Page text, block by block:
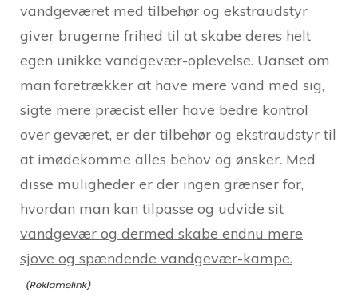
vandgeværet med tilbehør og ekstraudstyr
giver brugerne frihed til at skabe deres helt
egen unikke vandgevær-oplevelse. Uanset om
man foretrækker at have mere vand med sig,
sigte mere præcist eller have bedre kontrol
over geværet, er der tilbehør og ekstraudstyr til
at imødekomme alles behov og ønsker. Med
disse muligheder er der ingen grænser for,
hvordan man kan tilpasse og udvide sit
vandgevær og dermed skabe endnu mere
sjove og spændende vandgevær-kampe.